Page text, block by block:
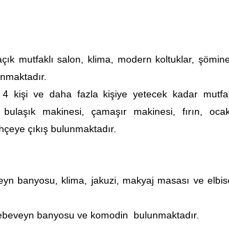
mutfaklı salon, klima, modern koltuklar,
4 kişi ve daha fazla kişiye yetecek kadar
bulaşık makinesi, çamaşır makinesi, fırın,
çıkış bulunmaktadır.
banyosu, klima, jakuzi, makyaj masası ve
banyosu ve komodin bulunmaktadır.